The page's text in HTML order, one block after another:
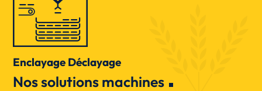
Nos solutions machines
Enclayage Déclayage